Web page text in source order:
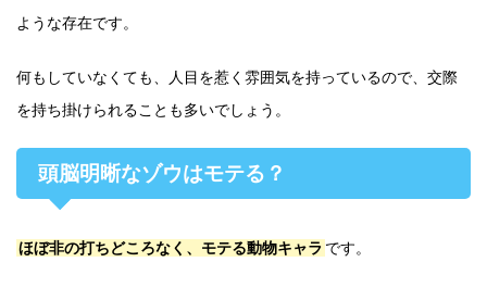
ような存在です。
何もしていなくても、人目を惹く雰囲気を持っているので、交際
を持ち掛けられることも多いでしょう。
頭脳明晰なゾウはモテる？
ほぼ非の打ちどころなく、モテる動物キャラ です。